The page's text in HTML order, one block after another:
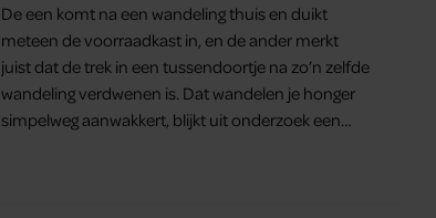
De een komt na een wandeling thuis en duikt
meteen de voorraadkast in, en de ander merkt
juist dat de trek in een tussendoortje na zo’n zelfde
wandeling verdwenen is. Dat wandelen je honger
simpelweg aanwakkert, blijkt uit onderzoek een